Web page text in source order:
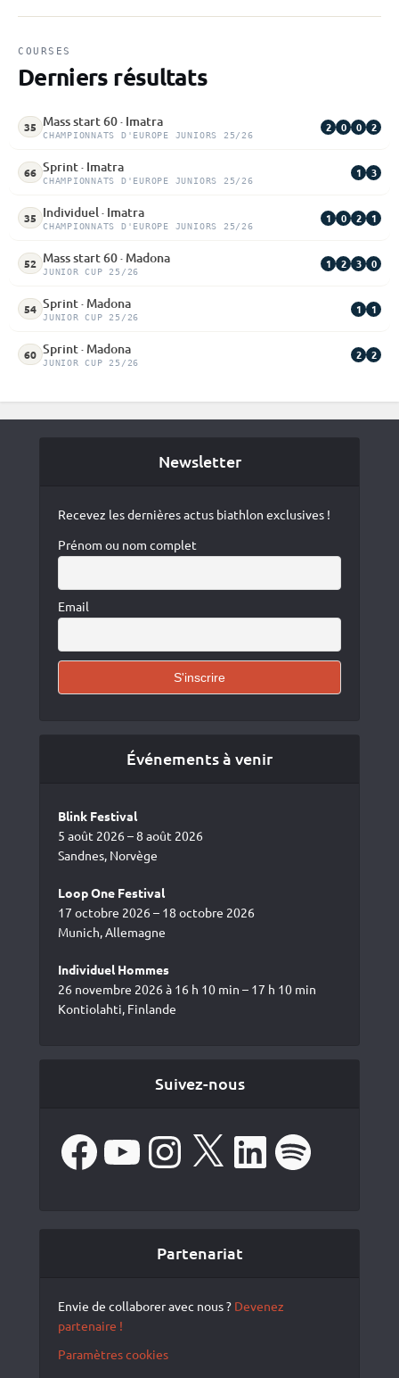
COURSES
Derniers résultats
35 Mass start 60 · Imatra
CHAMPIONNATS D'EUROPE JUNIORS 25/26
2 0 0 2
66 Sprint · Imatra
CHAMPIONNATS D'EUROPE JUNIORS 25/26
1 3
35 Individuel · Imatra
CHAMPIONNATS D'EUROPE JUNIORS 25/26
1 0 2 1
52 Mass start 60 · Madona
JUNIOR CUP 25/26
1 2 3 0
54 Sprint · Madona
JUNIOR CUP 25/26
1 1
60 Sprint · Madona
JUNIOR CUP 25/26
2 2
Newsletter
Recevez les dernières actus biathlon exclusives !
Prénom ou nom complet
Email
Événements à venir
Blink Festival
5 août 2026 – 8 août 2026
Sandnes, Norvège
Loop One Festival
17 octobre 2026 – 18 octobre 2026
Munich, Allemagne
Individuel Hommes
26 novembre 2026 à 16 h 10 min – 17 h 10 min
Kontiolahti, Finlande
Suivez-nous
Facebook Instagram LinkedIn Spotify
Partenariat
Envie de collaborer avec nous ? Devenez
partenaire !
Paramètres cookies